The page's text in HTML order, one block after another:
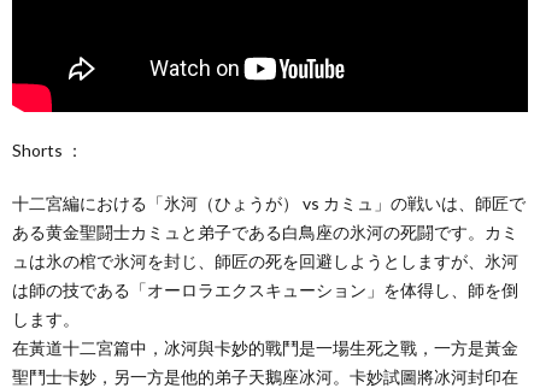
Shorts ：
十二宮編における「氷河（ひょうが） vs カミュ」の戦いは、師匠で
ある黄金聖闘士カミュと弟子である白鳥座の氷河の死闘です。カミ
ュは氷の棺で氷河を封じ、師匠の死を回避しようとしますが、氷河
は師の技である「オーロラエクスキューション」を体得し、師を倒
します。
在黃道十二宮篇中，冰河與卡妙的戰鬥是一場生死之戰，一方是黃金
聖鬥士卡妙，另一方是他的弟子天鵝座冰河。卡妙試圖將冰河封印在